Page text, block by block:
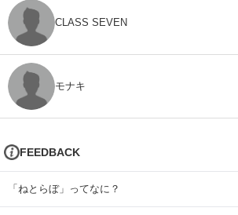
CLASS SEVEN
モナキ
FEEDBACK
「ねとらぼ」ってなに？